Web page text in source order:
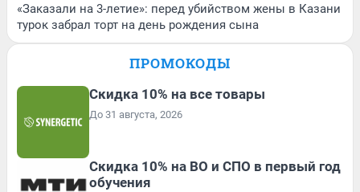
«Заказали на 3-летие»: перед убийством жены в Казани
турок забрал торт на день рождения сына
ПРОМОКОДЫ
Скидка 10% на все товары
До 31 августа, 2026
Скидка 10% на ВО и СПО в первый год
обучения